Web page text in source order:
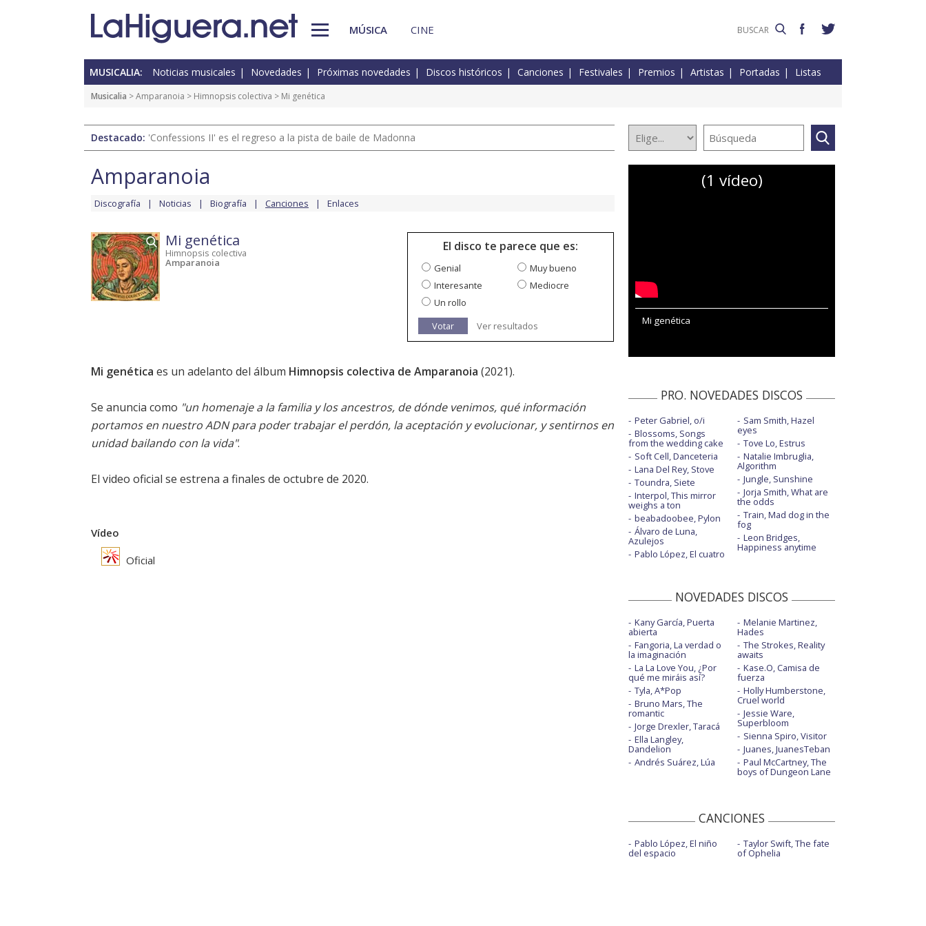
MÚSICA CINE
MUSICALIA: Noticias musicales Novedades Próximas novedades Discos históricos Canciones Festivales Premios Artistas Portadas Listas
Musicalia >Amparanoia > Himnopsis colectiva > Mi genética
Destacado: 'Confessions II' es el regreso a la pista de baile de Madonna
Amparanoia
Discografía Noticias Biografía Canciones Enlaces
Mi genética
Himnopsis colectiva
Amparanoia
El disco te parece que es:
Genial
Muy bueno
Interesante
Mediocre
Un rollo
Votar
Ver resultados
Mi genética es un adelanto del álbum Himnopsis colectiva de Amparanoia (2021).
Se anuncia como "un homenaje a la familia y los ancestros, de dónde venimos, qué información
portamos en nuestro ADN para poder trabajar el perdón, la aceptación y evolucionar, y sentirnos en
unidad bailando con la vida".
El video oficial se estrena a finales de octubre de 2020.
Vídeo
Oficial
(1 vídeo)
Mi genética
PRO. NOVEDADES DISCOS
Peter Gabriel, o/i
Blossoms, Songs
from the wedding cake
Soft Cell, Danceteria
Lana Del Rey, Stove
Toundra, Siete
Interpol, This mirror
weighs a ton
beabadoobee, Pylon
Álvaro de Luna,
Azulejos
Pablo López, El cuatro
Sam Smith, Hazel
eyes
Tove Lo, Estrus
Natalie Imbruglia,
Algorithm
Jungle, Sunshine
Jorja Smith, What are
the odds
Train, Mad dog in the
fog
Leon Bridges,
Happiness anytime
NOVEDADES DISCOS
Kany García, Puerta
abierta
Fangoria, La verdad o
la imaginación
La La Love You, ¿Por
qué me miráis así?
Tyla, A*Pop
Bruno Mars, The
romantic
Jorge Drexler, Taracá
Ella Langley,
Dandelion
Andrés Suárez, Lúa
Melanie Martinez,
Hades
The Strokes, Reality
awaits
Kase.O, Camisa de
fuerza
Holly Humberstone,
Cruel world
Jessie Ware,
Superbloom
Sienna Spiro, Visitor
Juanes, JuanesTeban
Paul McCartney, The
boys of Dungeon Lane
CANCIONES
Pablo López, El niño
del espacio
Taylor Swift, The fate
of Ophelia